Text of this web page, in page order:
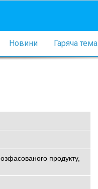
Новини Гаряча тема
продукту,